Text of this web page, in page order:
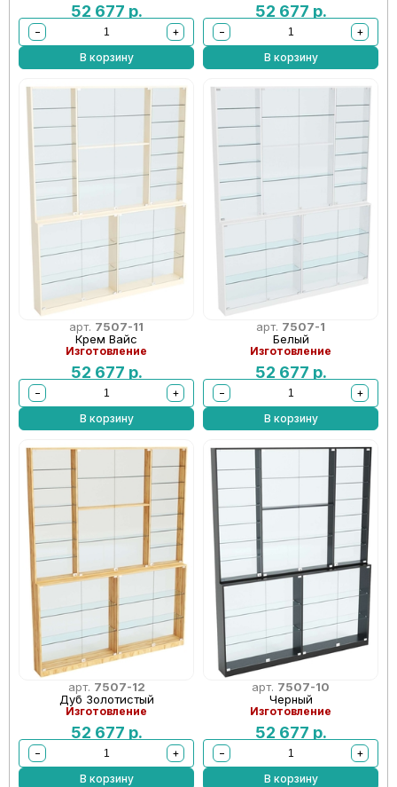
52 677 р.
−
+
В корзину
52 677 р.
−
+
В корзину
арт. 7507-11
Крем Вайс
Изготовление
52 677 р.
−
+
В корзину
арт. 7507-1
Белый
Изготовление
52 677 р.
−
+
В корзину
арт. 7507-12
Дуб Золотистый
Изготовление
52 677 р.
−
+
В корзину
арт. 7507-10
Черный
Изготовление
52 677 р.
−
+
В корзину